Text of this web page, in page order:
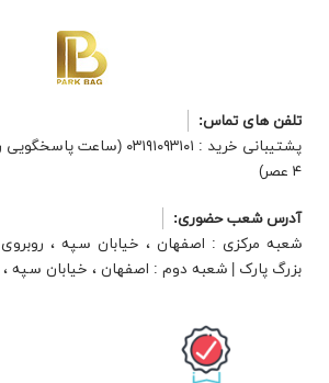
تلفن های تماس:
۴ عصر)
آدرس شعب حضوری:
شعبه مرکزی : اصفهان ، خیابان سپه ،
بزرگ پارک | شعبه دوم : اصفهان ، خیابان سپه